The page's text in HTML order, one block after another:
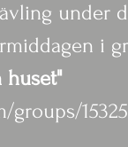
under
i
huset"